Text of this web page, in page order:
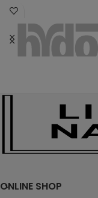
ONLINE SHOP